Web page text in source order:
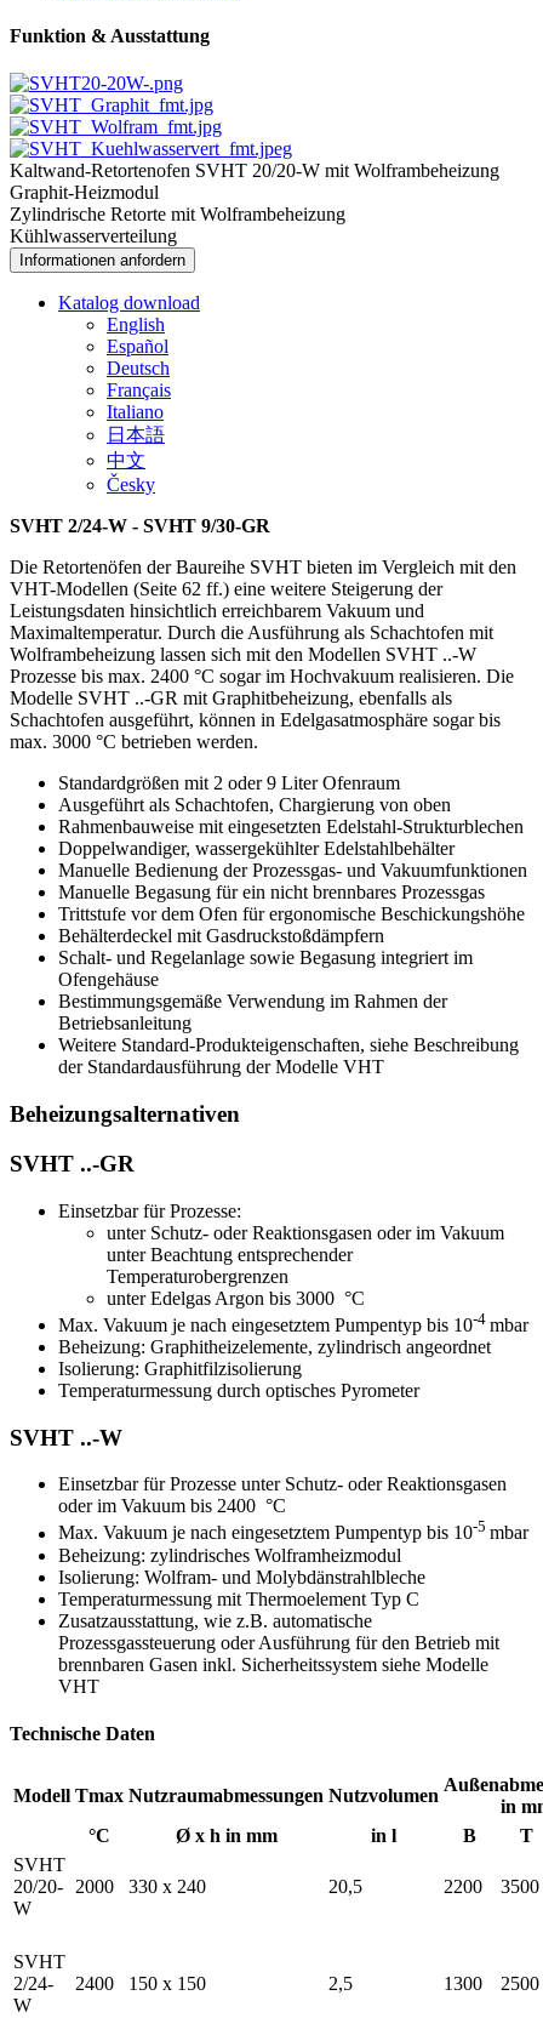
Funktion & Ausstattung
Kaltwand-Retortenofen SVHT 20/20-W mit Wolframbeheizung
Graphit-Heizmodul
Zylindrische Retorte mit Wolframbeheizung
Kühlwasserverteilung
Informationen anfordern
Katalog download
English
Español
Deutsch
Français
Italiano
日本語
中文
Česky
SVHT 2/24-W - SVHT 9/30-GR
Die Retortenöfen der Baureihe SVHT bieten im Vergleich mit den
VHT-Modellen (Seite 62 ff.) eine weitere Steigerung der
Leistungsdaten hinsichtlich erreichbarem Vakuum und
Maximaltemperatur. Durch die Ausführung als Schachtofen mit
Wolframbeheizung lassen sich mit den Modellen SVHT ..-W
Prozesse bis max. 2400 °C sogar im Hochvakuum realisieren. Die
Modelle SVHT ..-GR mit Graphitbeheizung, ebenfalls als
Schachtofen ausgeführt, können in Edelgasatmosphäre sogar bis
max. 3000 °C betrieben werden.
Standardgrößen mit 2 oder 9 Liter Ofenraum
Ausgeführt als Schachtofen, Chargierung von oben
Rahmenbauweise mit eingesetzten Edelstahl-Strukturblechen
Doppelwandiger, wassergekühlter Edelstahlbehälter
Manuelle Bedienung der Prozessgas- und Vakuumfunktionen
Manuelle Begasung für ein nicht brennbares Prozessgas
Trittstufe vor dem Ofen für ergonomische Beschickungshöhe
Behälterdeckel mit Gasdruckstoßdämpfern
Schalt- und Regelanlage sowie Begasung integriert im
Ofengehäuse
Bestimmungsgemäße Verwendung im Rahmen der
Betriebsanleitung
Weitere Standard-Produkteigenschaften, siehe Beschreibung
der Standardausführung der Modelle VHT
Beheizungsalternativen
SVHT ..-GR
Einsetzbar für Prozesse:
unter Schutz- oder Reaktionsgasen oder im Vakuum
unter Beachtung entsprechender
Temperaturobergrenzen
unter Edelgas Argon bis 3000 °C
Max. Vakuum je nach eingesetztem Pumpentyp bis 10-4 mbar
Beheizung: Graphitheizelemente, zylindrisch angeordnet
Isolierung: Graphitfilzisolierung
Temperaturmessung durch optisches Pyrometer
SVHT ..-W
Einsetzbar für Prozesse unter Schutz- oder Reaktionsgasen
oder im Vakuum bis 2400 °C
Max. Vakuum je nach eingesetztem Pumpentyp bis 10-5 mbar
Beheizung: zylindrisches Wolframheizmodul
Isolierung: Wolfram- und Molybdänstrahlbleche
Temperaturmessung mit Thermoelement Typ C
Zusatzausstattung, wie z.B. automatische
Prozessgassteuerung oder Ausführung für den Betrieb mit
brennbaren Gasen inkl. Sicherheitssystem siehe Modelle
VHT
Technische Daten
Modell Tmax Nutzraumabmessungen Nutzvolumen
in
°C
Ø x h in mm in l B
T
SVHT
20/20-
W
2000 330 x 240 20,5 2200 3500
SVHT
2/24-
W
2400 150 x 150 2,5 1300 2500